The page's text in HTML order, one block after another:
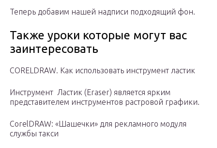
Теперь добавим нашей надписи подходящий фон.
Также уроки которые могут вас
заинтересовать
CORELDRAW. Как использовать инструмент ластик
Инструмент Ластик (Eraser) является ярким
представителем инструментов растровой графики.
CorelDRAW: «Шашечки» для рекламного модуля
службы такси